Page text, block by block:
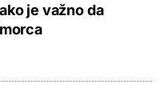
je važno da